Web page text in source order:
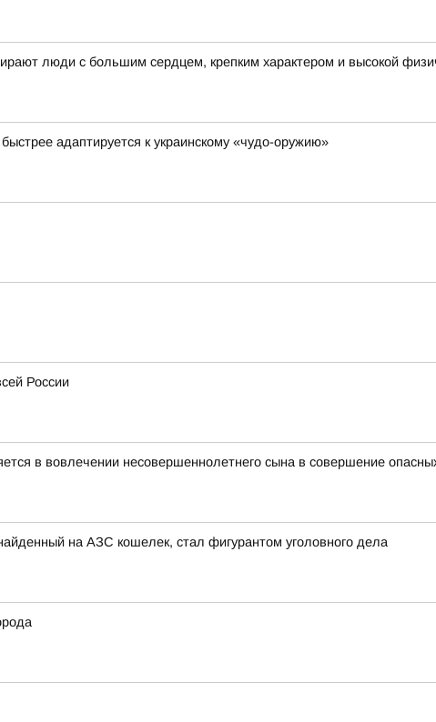
люди с большим сердцем, крепким характером и высокой
адаптируется к украинскому «чудо-оружию»
России
в вовлечении несовершеннолетнего сына в совершение
на АЗС кошелек, стал фигурантом уголовного дела